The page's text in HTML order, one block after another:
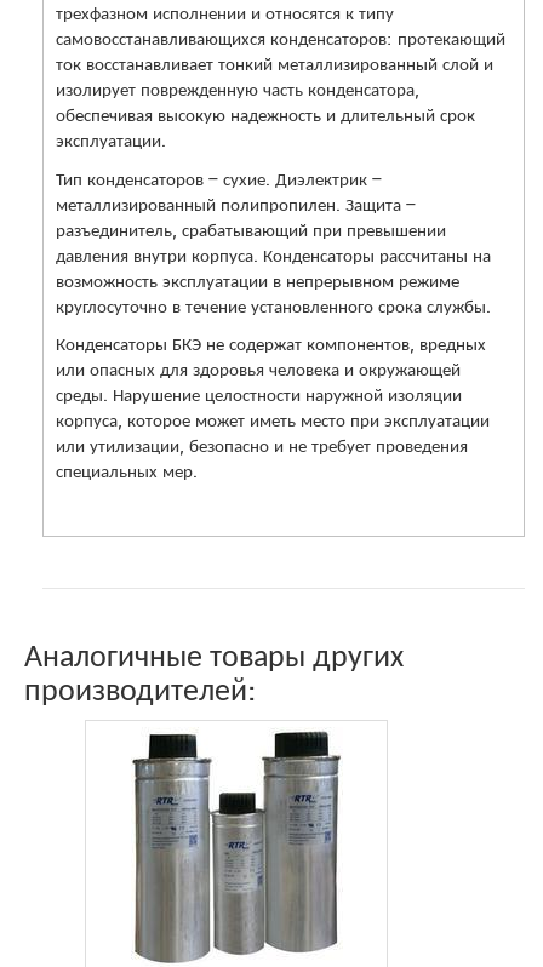
трехфазном исполнении и относятся к типу
самовосстанавливающихся конденсаторов: протекающий
ток восстанавливает тонкий металлизированный слой и
изолирует поврежденную часть конденсатора,
обеспечивая высокую надежность и длительный срок
эксплуатации.
Тип конденсаторов – сухие. Диэлектрик –
металлизированный полипропилен. Защита –
разъединитель, срабатывающий при превышении
давления внутри корпуса. Конденсаторы рассчитаны на
возможность эксплуатации в непрерывном режиме
круглосуточно в течение установленного срока службы.
Конденсаторы БКЭ не содержат компонентов, вредных
или опасных для здоровья человека и окружающей
среды. Нарушение целостности наружной изоляции
корпуса, которое может иметь место при эксплуатации
или утилизации, безопасно и не требует проведения
специальных мер.
Аналогичные товары других
производителей: